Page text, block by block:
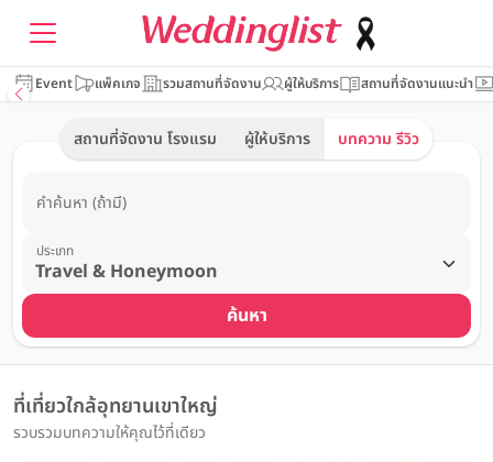
Event แพ็คเกจ รวมสถานที่จัดงาน ผู้ให้บริการ สถานที่จัดงานแนะนำ
สถานที่จัดงาน โรงแรม ผู้ให้บริการ บทความ รีวิว
คำค้นหา (ถ้ามี)
ประเภท
ค้นหา
ที่เที่ยวใกล้อุทยานเขาใหญ่
รวบรวมบทความให้คุณไว้ที่เดียว